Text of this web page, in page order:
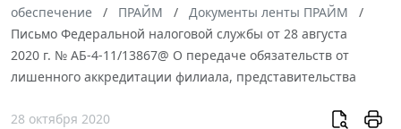
обеспечение
ПРАЙМ
Документы ленты ПРАЙМ
Письмо Федеральной налоговой службы от 28 августа
2020 г. № АБ-4-11/13867@ О передаче обязательств от
лишенного аккредитации филиала, представительства
28 октября 2020